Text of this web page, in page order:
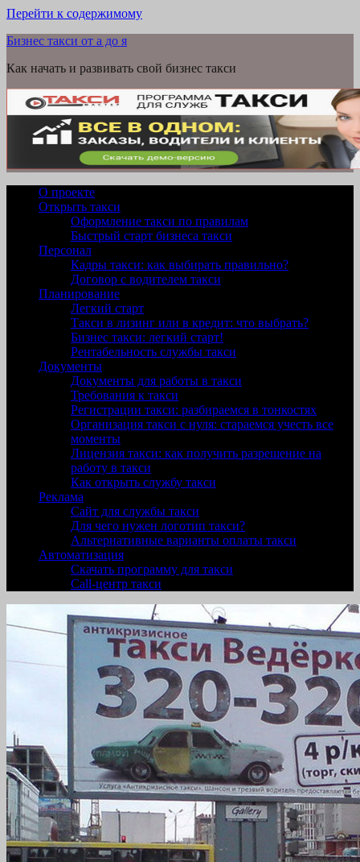
Перейти к содержимому
Бизнес такси от а до я
Как начать и развивать свой бизнес такси
О проекте
Открыть такси
Оформление такси по правилам
Быстрый старт бизнеса такси
Персонал
Кадры такси: как выбирать правильно?
Договор с водителем такси
Планирование
Легкий старт
Такси в лизинг или в кредит: что выбрать?
Бизнес такси: легкий старт!
Рентабельность службы такси
Документы
Документы для работы в такси
Требования к такси
Регистрации такси: разбираемся в тонкостях
Организация такси с нуля: стараемся учесть все
моменты
Лицензия такси: как получить разрешение на
работу в такси
Как открыть службу такси
Реклама
Сайт для службы такси
Для чего нужен логотип такси?
Альтернативные варианты оплаты такси
Автоматизация
Скачать программу для такси
Call-центр такси